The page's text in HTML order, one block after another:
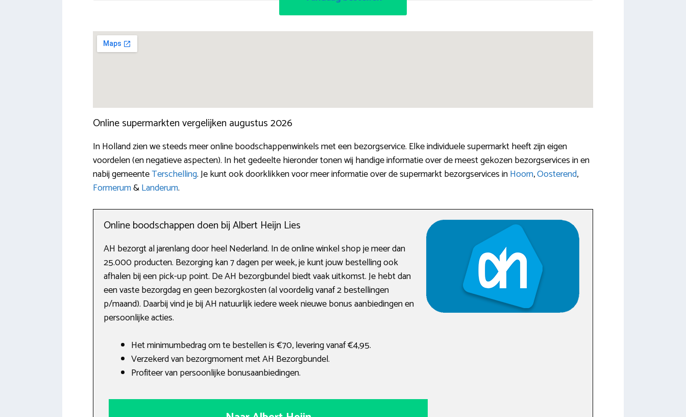
Online supermarkten vergelijken augustus 2026
In Holland zien we steeds meer online boodschappenwinkels met een bezorgservice. Elke individuele supermarkt heeft zijn eigen
voordelen (en negatieve aspecten). In het gedeelte hieronder tonen wij handige informatie over de meest gekozen bezorgservices in en
nabij gemeenteTerschelling. Je kunt ook doorklikken voor meer informatie over de supermarkt bezorgservices inHoorn,Oosterend,
Formerum&Landerum.
Online boodschappen doen bij Albert Heijn Lies
AH bezorgt al jarenlang door heel Nederland. In de online winkel shop je meer dan
25.000 producten. Bezorging kan 7 dagen per week, je kunt jouw bestelling ook
afhalen bij een pick-up point. De AH bezorgbundel biedt vaak uitkomst. Je hebt dan
een vaste bezorgdag en geen bezorgkosten (al voordelig vanaf 2 bestellingen
p/maand). Daarbij vind je bij AH natuurlijk iedere week nieuwe bonus aanbiedingen en
persoonlijke acties.
Het minimumbedrag om te bestellen is €70, levering vanaf €4,95.
Verzekerd van bezorgmoment met AH Bezorgbundel.
Profiteer van persoonlijke bonusaanbiedingen.